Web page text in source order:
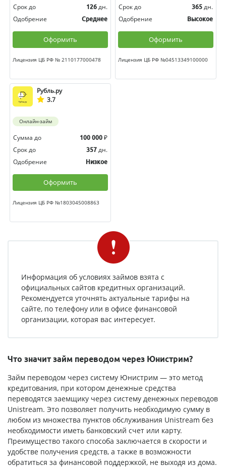
Срок до
126 дн.
Одобрение
Среднее
Оформить
Лицензия ЦБ РФ № 2110177000478
Срок до
365 дн.
Одобрение
Высокое
Оформить
Лицензия ЦБ РФ №04513349100000
Рубль.ру
3.7
Онлайн-займ
Сумма до 100 000 ₽
Срок до
357 дн.
Одобрение
Низкое
Оформить
Лицензия ЦБ РФ №1803045008863
Информация об условиях займов взята с
официальных сайтов кредитных организаций.
Рекомендуется уточнять актуальные тарифы на
сайте, по телефону или в офисе финансовой
организации, которая вас интересует.
Что значит займ переводом через Юнистрим?
Займ переводом через систему Юнистрим — это метод
кредитования, при котором денежные средства
переводятся заемщику через систему денежных переводов
Unistream. Это позволяет получить необходимую сумму в
любом из множества пунктов обслуживания Unistream без
необходимости иметь банковский счет или карту.
Преимущество такого способа заключается в скорости и
удобстве получения средств, а также в возможности
обратиться за финансовой поддержкой, не выходя из дома.